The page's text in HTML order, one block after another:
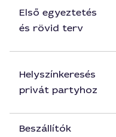
Első egyeztetés
és rövid terv
Helyszínkeresés
privát partyhoz
Beszállítók